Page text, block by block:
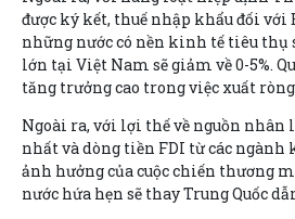
được ký kết, thuế nhập khẩu đối với
những nước có nền kinh tế tiêu thụ
lớn tại Việt Nam sẽ giảm về 0-5%.
tăng trưởng cao trong việc xuất
Ngoài ra, với lợi thế về nguồn
nhất và dòng tiền FDI từ các ngành
ảnh hưởng của cuộc chiến thương
nước hứa hẹn sẽ thay Trung Quốc